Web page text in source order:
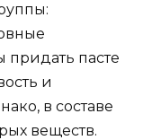
пасте
и
в составе
веществ.